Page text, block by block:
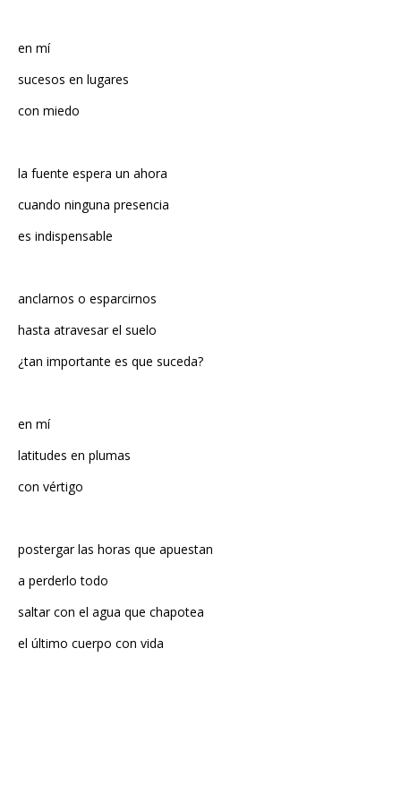
sucesos en lugares
con miedo
cuando ninguna presencia
es indispensable
hasta atravesar el suelo
¿tan importante es que suceda?
latitudes en plumas
con vértigo
a perderlo todo
saltar con el agua que chapotea
el último cuerpo con vida